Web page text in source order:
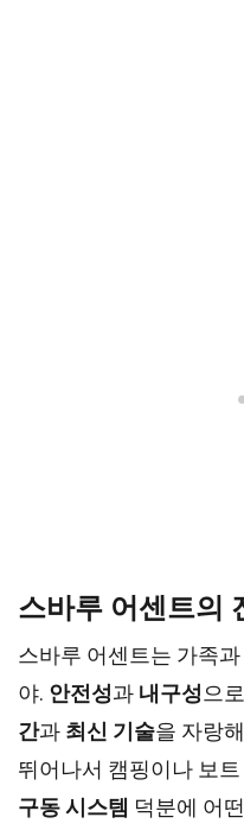
스바루 어센트의
스바루 어센트는 가족
야. 안전성과 내구성 으
간과 최신 기술을 자랑
뛰어나서 캠핑이나 보
구동 시스템 덕분에 어